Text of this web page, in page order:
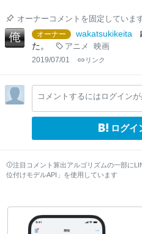
オーナーコメントを固定していま
オーナー
wakatsukikeita
た。
アニメ 映画
2019/07/01 リンク
コメントするにはログイン
ログイ
注目コメント算出アルゴリズムの一部に
位付けモデルAPI」を使用しています